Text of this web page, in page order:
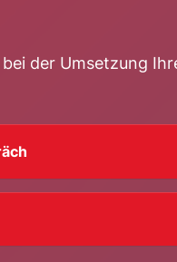
der Umsetzung